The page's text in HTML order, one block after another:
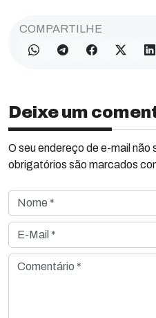
COMPARTILHE
Deixe um
O seu endereço de e-mail
obrigatórios são marcados
Nome *
E-Mail *
Comentário *